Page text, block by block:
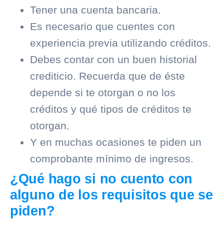
Tener una cuenta bancaria.
Es necesario que cuentes con
experiencia previa utilizando créditos.
Debes contar con un buen historial
crediticio. Recuerda que de éste
depende si te otorgan o no los
créditos y qué tipos de créditos te
otorgan.
Y en muchas ocasiones te piden un
comprobante mínimo de ingresos.
¿Qué hago si no cuento con
alguno de los requisitos que se
piden?